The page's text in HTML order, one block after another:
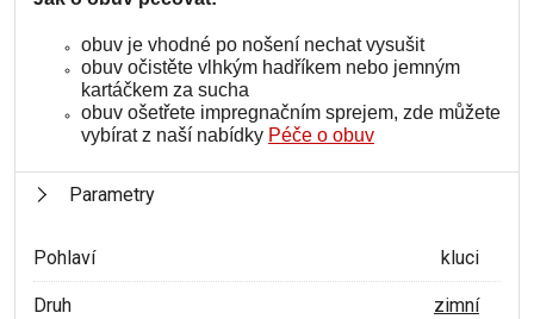
obuv je vhodné po nošení nechat vysušit
obuv očistěte vlhkým hadříkem nebo jemným
kartáčkem za sucha
obuv ošetřete impregnačním sprejem, zde můžete
vybírat z naší nabídky Péče o obuv
Parametry
Pohlaví kluci
Druh zimní